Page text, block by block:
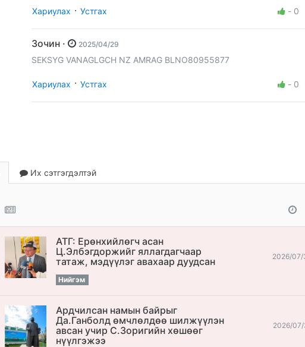
Хариулах · Устгах - 0
Зочин · 2025/04/29
SEKSYG VANAGLGCH NZ AMRAG BLNO80955877
Хариулах · Устгах - 0
Их сэтгэгдэлтэй
АТГ: Ерөнхийлөгч асан
Ц.Элбэгдоржийг яллагдагчаар
татаж, мэдүүлэг авахаар дуудсан
Нийгэм
2026/07/
Ардчилсан намын байрыг
Да.Ганболд өмчлөлдөө шилжүүлэн
авсан учир С.Зоригийн хөшөөг
нүүлгэжээ
2026/07/